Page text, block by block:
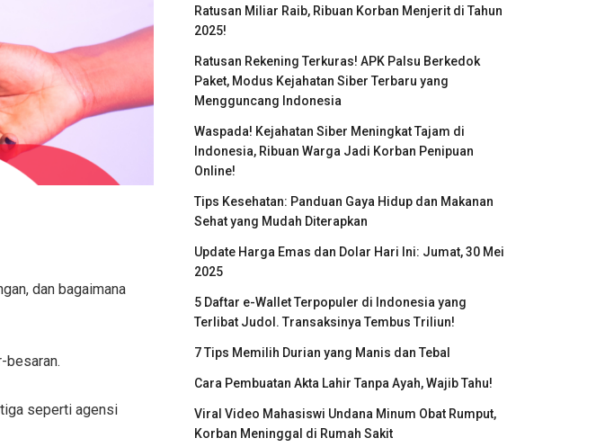
dan bagaimana
besaran.
seperti agensi
Ratusan Miliar Raib, Ribuan Korban Menjerit di Tahun
2025!
Ratusan Rekening Terkuras! APK Palsu Berkedok
Paket, Modus Kejahatan Siber Terbaru yang
Mengguncang Indonesia
Waspada! Kejahatan Siber Meningkat Tajam di
Indonesia, Ribuan Warga Jadi Korban Penipuan
Online!
Tips Kesehatan: Panduan Gaya Hidup dan Makanan
Sehat yang Mudah Diterapkan
Update Harga Emas dan Dolar Hari Ini: Jumat, 30 Mei
2025
5 Daftar e-Wallet Terpopuler di Indonesia yang
Terlibat Judol. Transaksinya Tembus Triliun!
7 Tips Memilih Durian yang Manis dan Tebal
Cara Pembuatan Akta Lahir Tanpa Ayah, Wajib Tahu!
Viral Video Mahasiswi Undana Minum Obat Rumput,
Korban Meninggal di Rumah Sakit